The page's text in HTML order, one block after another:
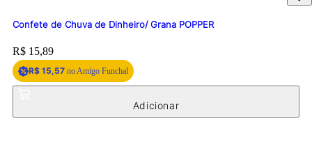
Confete de Chuva de Dinheiro/ Grana POPPER
Price:
R$ 15,89
R$ 15,57 no Amigo Funchal